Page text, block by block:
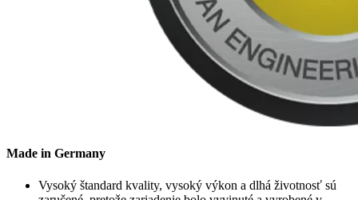
Made in Germany
Vysoký štandard kvality, vysoký výkon a dlhá životnosť sú